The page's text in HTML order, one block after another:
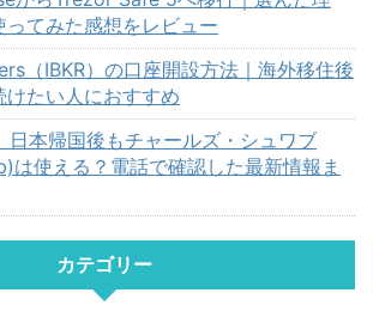
てみた感想をレビュー
（IBKR）の口座開設方法｜海外移住後
けたい人におすすめ
日本帰国後もチャールズ・シュワブ
は使える？電話で確認した最新情報ま
カテゴリー